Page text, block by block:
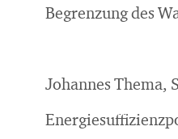
Begrenzung des
Johannes Thema,